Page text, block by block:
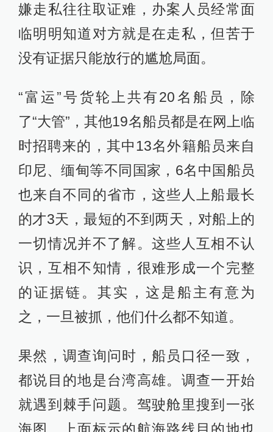
嫌走私往往取证难，办案人员经常面
临明明知道对方就是在走私，但苦于
没有证据只能放行的尴尬局面。
“富运”号货轮上共有20名船员，除
了“大管”，其他19名船员都是在网上临
时招聘来的，其中13名外籍船员来自
印尼、缅甸等不同国家，6名中国船员
也来自不同的省市，这些人上船最长
的才3天，最短的不到两天，对船上的
一切情况并不了解。这些人互相不认
识，互相不知情，很难形成一个完整
的证据链。其实，这是船主有意为
之，一旦被抓，他们什么都不知道。
果然，调查询问时，船员口径一致，
都说目的地是台湾高雄。调查一开始
就遇到棘手问题。驾驶舱里搜到一张
海图，上面标示的航海路线目的地也